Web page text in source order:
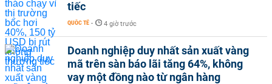
tiếc
QUỐC TẾ - 4 giờ trước
Doanh nghiệp duy nhất sản xuất vàng
mã trên sàn báo lãi tăng 64%, không
vay một đồng nào từ ngân hàng